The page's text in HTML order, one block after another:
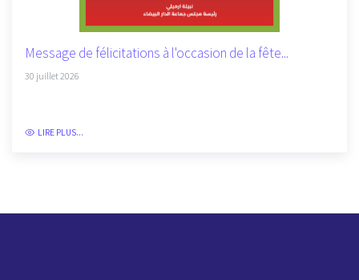
Message de félicitations à l'occasion de la fête...
30 juillet 2026
LIRE PLUS...